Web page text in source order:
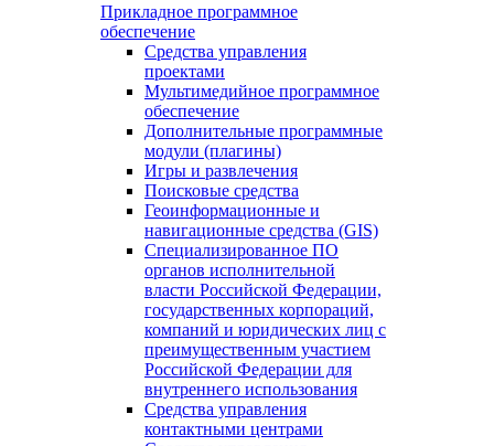
Прикладное программное
обеспечение
Средства управления
проектами
Мультимедийное программное
обеспечение
Дополнительные программные
модули (плагины)
Игры и развлечения
Поисковые средства
Геоинформационные и
навигационные средства (GIS)
Специализированное ПО
органов исполнительной
власти Российской Федерации,
государственных корпораций,
компаний и юридических лиц с
преимущественным участием
Российской Федерации для
внутреннего использования
Средства управления
контактными центрами